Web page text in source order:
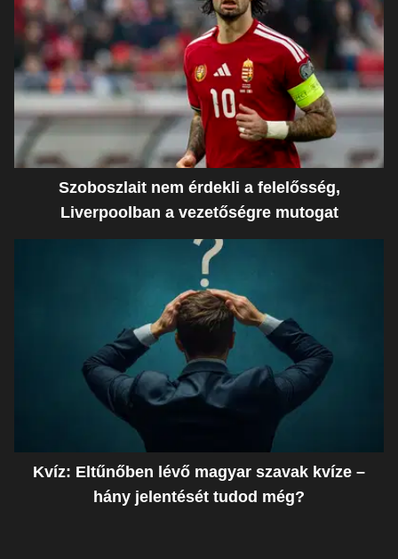
Szoboszlait nem érdekli a felelősség,
Liverpoolban a vezetőségre mutogat
Kvíz: Eltűnőben lévő magyar szavak kvíze –
hány jelentését tudod még?